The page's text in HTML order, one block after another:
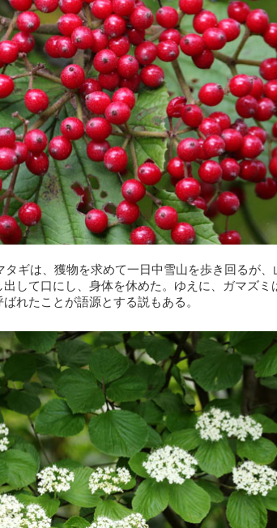
タギは、獲物を求めて一日中雪山を歩き回るが、
して口にし、身体を休めた。ゆえに、ガマズミ
れたことが語源とする説もある。